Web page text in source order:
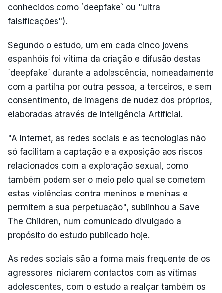
conhecidos como `deepfake` ou "ultra
falsificações").
Segundo o estudo, um em cada cinco jovens
espanhóis foi vítima da criação e difusão destas
`deepfake` durante a adolescência, nomeadamente
com a partilha por outra pessoa, a terceiros, e sem
consentimento, de imagens de nudez dos próprios,
elaboradas através de Inteligência Artificial.
"A Internet, as redes sociais e as tecnologias não
só facilitam a captação e a exposição aos riscos
relacionados com a exploração sexual, como
também podem ser o meio pelo qual se cometem
estas violências contra meninos e meninas e
permitem a sua perpetuação", sublinhou a Save
The Children, num comunicado divulgado a
propósito do estudo publicado hoje.
As redes sociais são a forma mais frequente de os
agressores iniciarem contactos com as vítimas
adolescentes, com o estudo a realçar também os